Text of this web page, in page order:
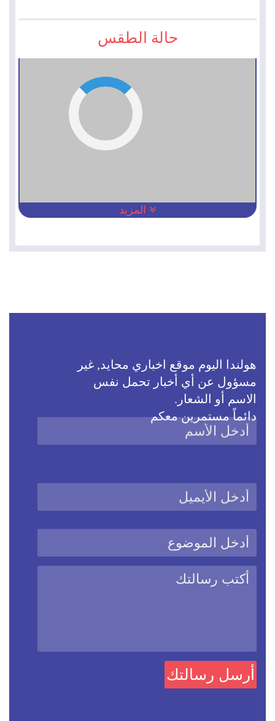
حالة الطقس
المزيد
هولندا اليوم موقع اخباري محايد, غير
مسؤول عن أي أخبار تحمل نفس
الاسم أو الشعار.
دائماً مستمرين معكم
يمكنك دائماً تغيير اعدادات الكوكيز على هذا الموقع عبر الذهاب الى
صفحة سياسات ملفات